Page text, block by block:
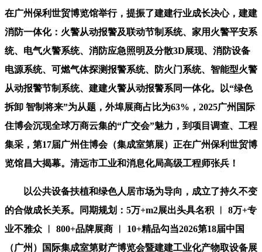
在广州保利世贸博览馆举行，提振了建建行业成长决心，建建
消防一体化：火警从动报警及联动节制系统、家用火警平安系
统、电气火警系统、消防应急照明及分散3D展现、消防设备
电源系统、可燃气体探测报警系统、防火门系统、智能型火警
从动报警节制系统、建建火警从动报警系同一体化。以“绿色
拆卸 智制将来”为从题，外埠展商占比为63%，2025广州国际
住博会沉现全球万商云集的“广交会”魅力，到项目调查、工程
集采，第17届广州住博会（集成室第展）正在广州保利世贸博
览馆昌大揭幕。清远市工业和消息化局高级工程师张兵！
以公共设备扶植和绿色人居市场为导向，成立了持久不变
的合做成长关系。同期规划：5万+m2展出头具名积 ︱ 8万+专
业不雅众 ︱ 800+品牌展商 ︱ 10+精品勾当2026第18届中国
（广州）国际集成室第财产博览会暨建建工业化产物取设备展